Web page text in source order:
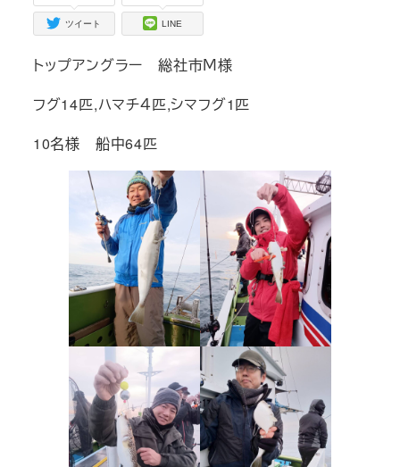
ツイート LINE
トップアングラー 総社市Ｍ様
フグ14匹,ハマチ４匹,シマフグ1匹
10名様 船中64匹